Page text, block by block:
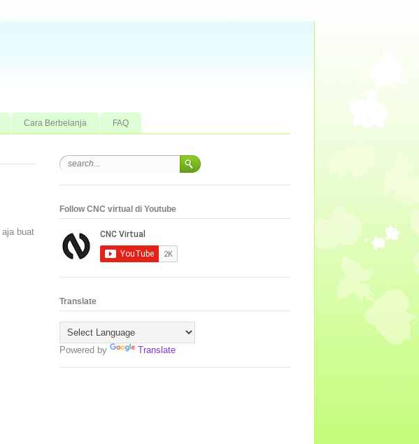
Cara Berbelanja FAQ
aja buat
Follow CNC virtual di Youtube
Translate
Powered by Translate